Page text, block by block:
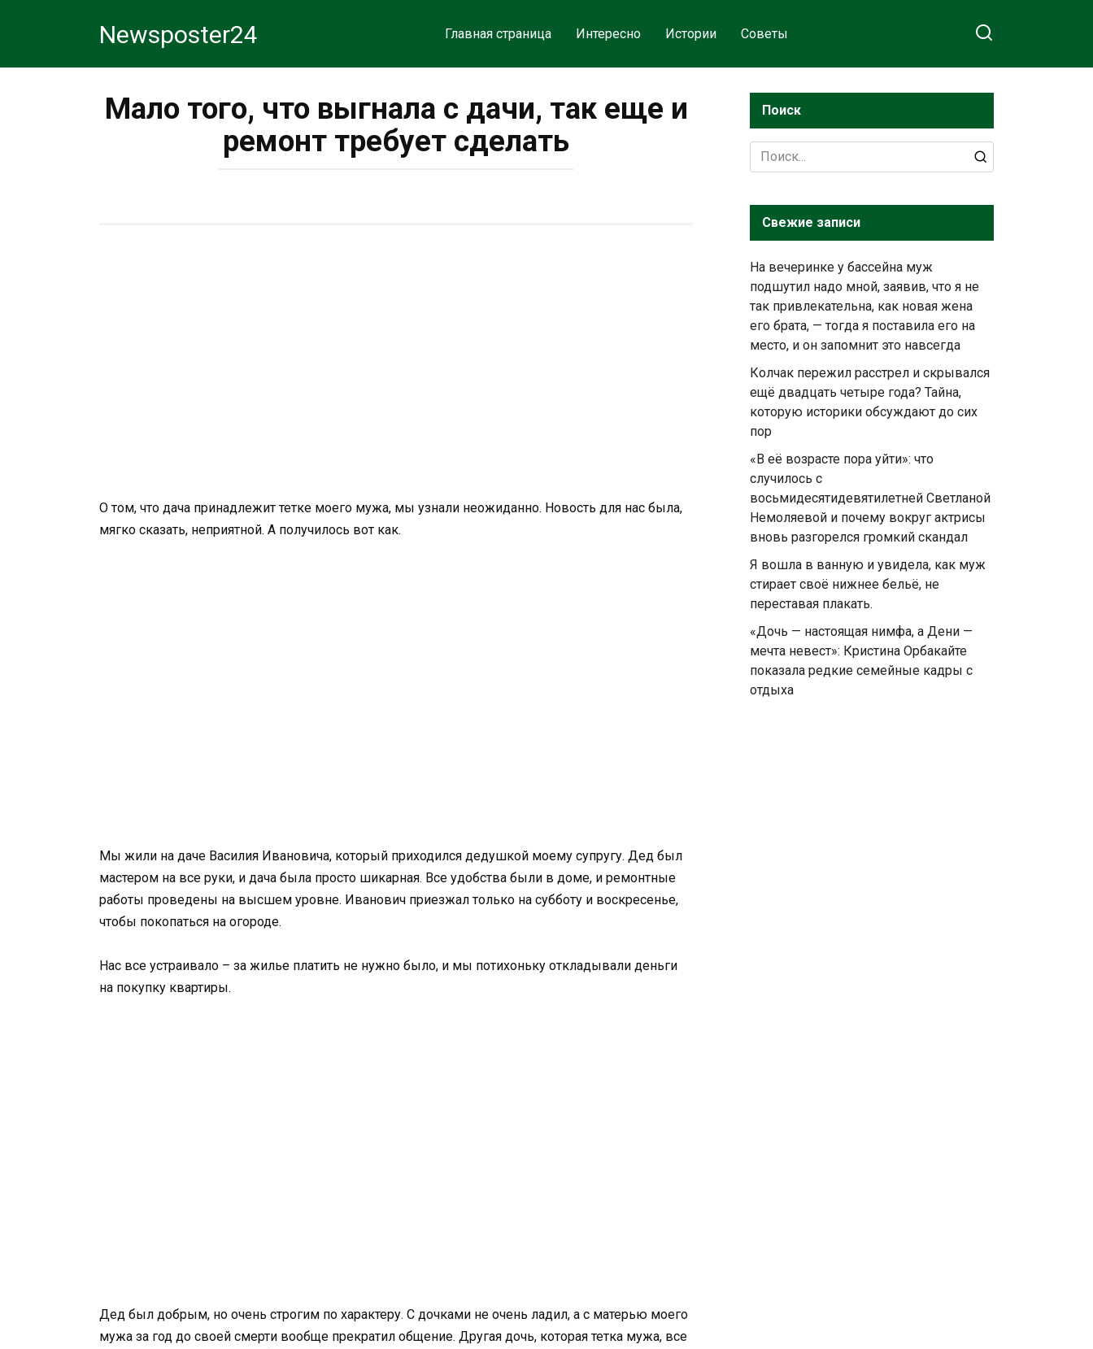
Newsposter24 Главная страница Интересно Истории Советы
Мало того, что выгнала с дачи, так еще и
ремонт требует сделать
О том, что дача принадлежит тетке моего мужа, мы узнали неожиданно. Новость для нас была,
мягко сказать, неприятной. А получилось вот как.
Мы жили на даче Василия Ивановича, который приходился дедушкой моему супругу. Дед был
мастером на все руки, и дача была просто шикарная. Все удобства были в доме, и ремонтные
работы проведены на высшем уровне. Иванович приезжал только на субботу и воскресенье,
чтобы покопаться на огороде.
Нас все устраивало – за жилье платить не нужно было, и мы потихоньку откладывали деньги
на покупку квартиры.
Дед был добрым, но очень строгим по характеру. С дочками не очень ладил, а с матерью моего
мужа за год до своей смерти вообще прекратил общение. Другая дочь, которая тетка мужа, все
Поиск
Search
for:
Свежие записи
На вечеринке у бассейна муж
подшутил надо мной, заявив, что я не
так привлекательна, как новая жена
его брата, — тогда я поставила его на
место, и он запомнит это навсегда
Колчак пережил расстрел и скрывался
ещё двадцать четыре года? Тайна,
которую историки обсуждают до сих
пор
«В её возрасте пора уйти»: что
случилось с
восьмидесятидевятилетней Светланой
Немоляевой и почему вокруг актрисы
вновь разгорелся громкий скандал
Я вошла в ванную и увидела, как муж
стирает своё нижнее бельё, не
переставая плакать.
«Дочь — настоящая нимфа, а Дени —
мечта невест»: Кристина Орбакайте
показала редкие семейные кадры с
отдыха